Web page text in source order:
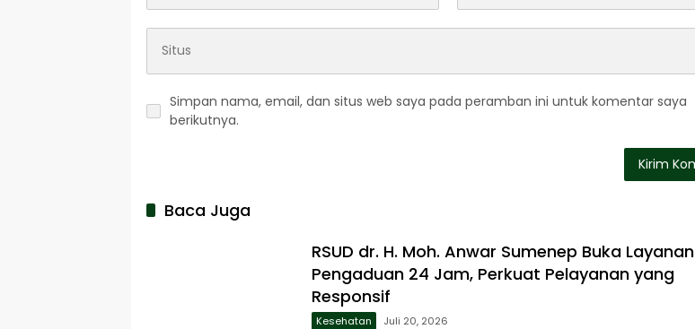
Simpan nama, email, dan situs web saya pada peramban ini untuk komentar saya
berikutnya.
Baca Juga
RSUD dr. H. Moh. Anwar Sumenep Buka Layanan
Pengaduan 24 Jam, Perkuat Pelayanan yang
Responsif
Kesehatan Juli 20, 2026